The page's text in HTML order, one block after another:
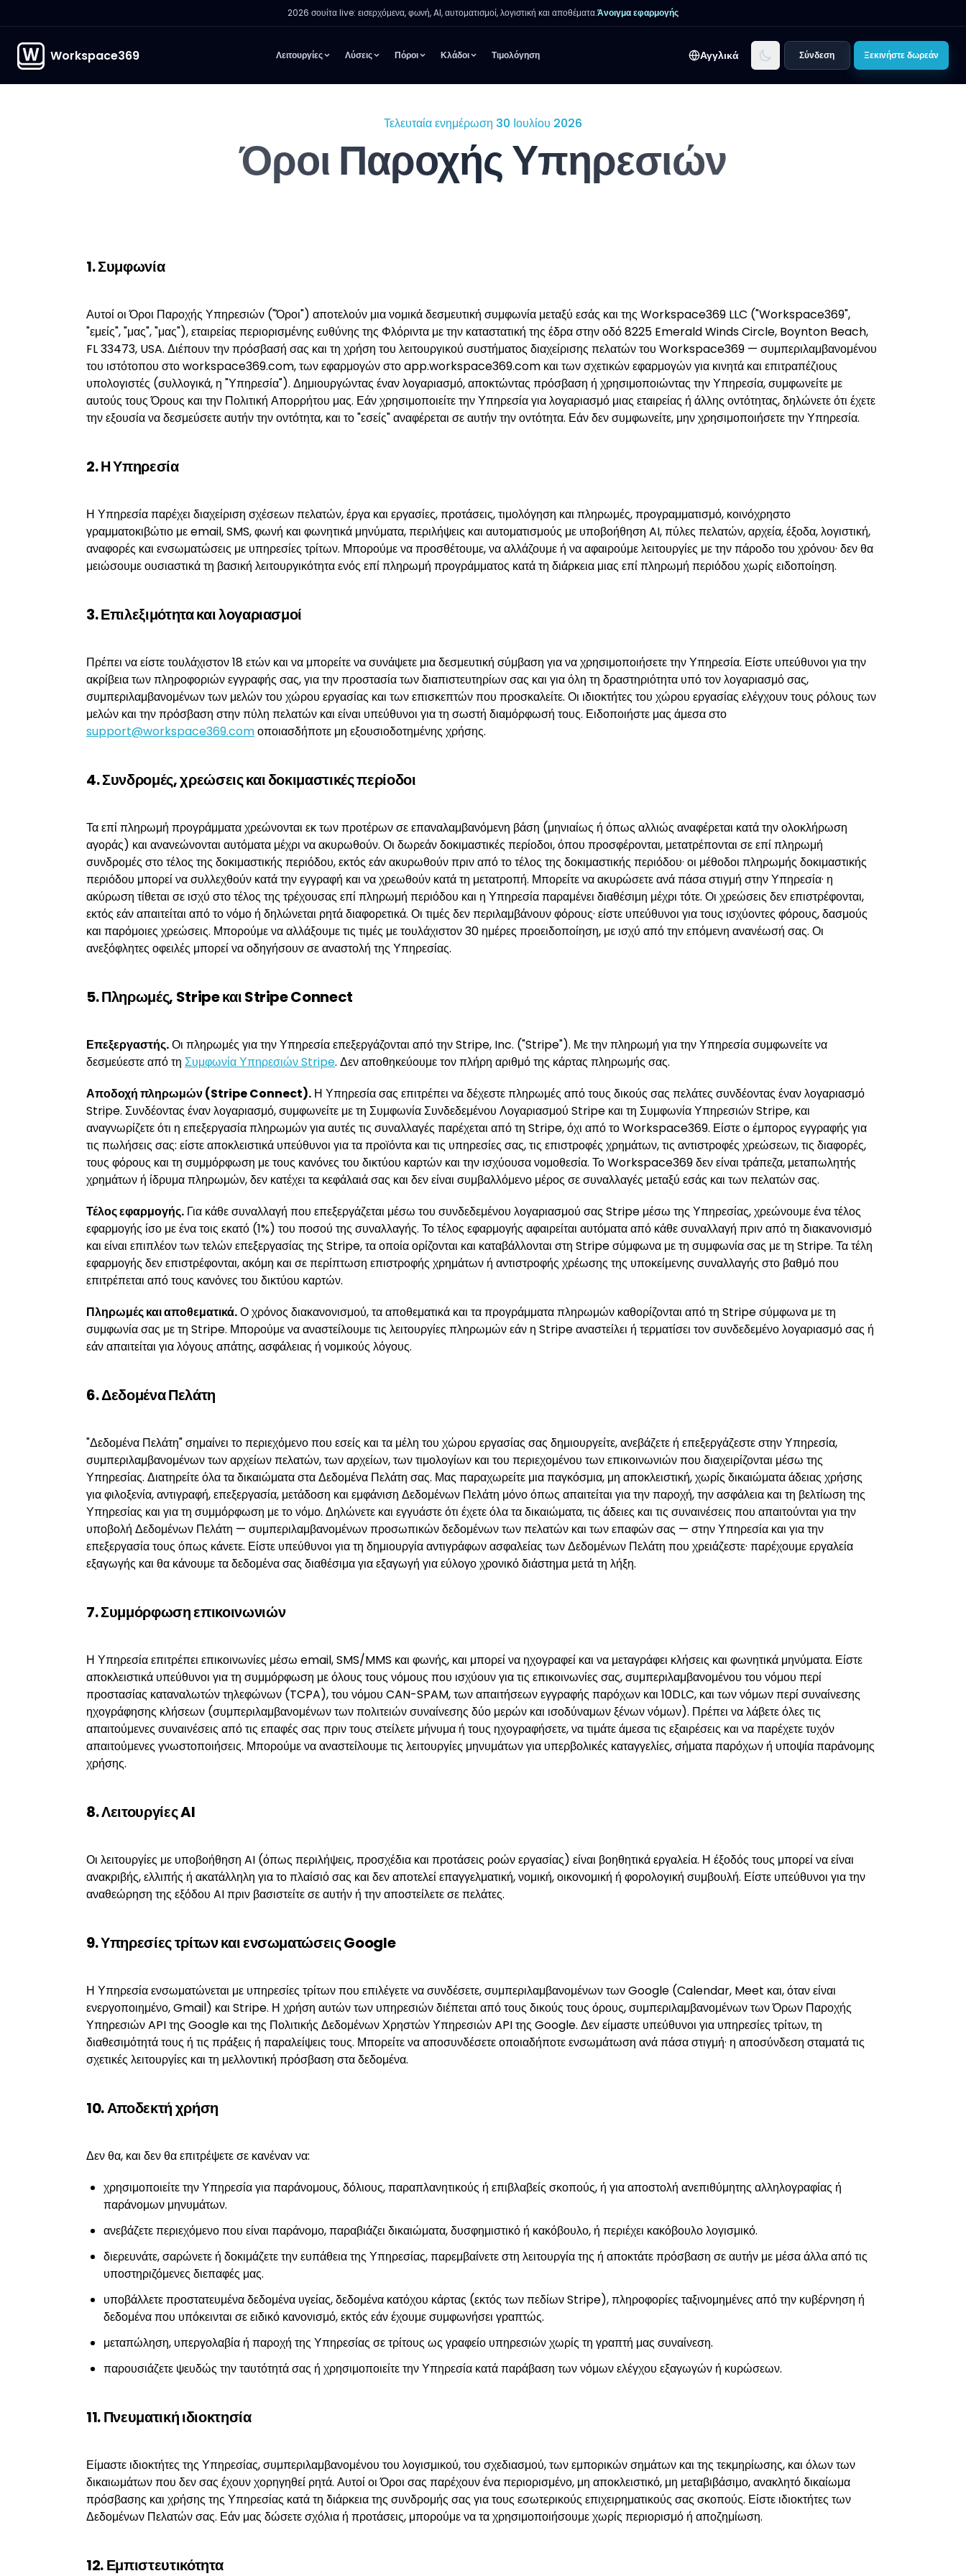
2026 σουίτα live: εισερχόμενα, φωνή, AI, αυτοματισμοί, λογιστική και αποθέματα.Άνοιγμα εφαρμογής
Workspace369 Λειτουργίες Λύσεις Πόροι Κλάδοι Τιμολόγηση Αγγλικά Σύνδεση Ξεκινήστε δωρεάν
Τελευταία ενημέρωση 30 Ιουλίου 2026
Όροι Παροχής Υπηρεσιών
1. Συμφωνία
Αυτοί οι Όροι Παροχής Υπηρεσιών ("Όροι") αποτελούν μια νομικά δεσμευτική συμφωνία μεταξύ εσάς και της Workspace369 LLC ("Workspace369",
"εμείς", "μας", "μας"), εταιρείας περιορισμένης ευθύνης της Φλόριντα με την καταστατική της έδρα στην οδό 8225 Emerald Winds Circle, Boynton Beach,
FL 33473, USA. Διέπουν την πρόσβασή σας και τη χρήση του λειτουργικού συστήματος διαχείρισης πελατών του Workspace369 — συμπεριλαμβανομένου
του ιστότοπου στο workspace369.com, των εφαρμογών στο app.workspace369.com και των σχετικών εφαρμογών για κινητά και επιτραπέζιους
υπολογιστές (συλλογικά, η "Υπηρεσία"). Δημιουργώντας έναν λογαριασμό, αποκτώντας πρόσβαση ή χρησιμοποιώντας την Υπηρεσία, συμφωνείτε με
αυτούς τους Όρους και την Πολιτική Απορρήτου μας. Εάν χρησιμοποιείτε την Υπηρεσία για λογαριασμό μιας εταιρείας ή άλλης οντότητας, δηλώνετε ότι έχετε
την εξουσία να δεσμεύσετε αυτήν την οντότητα, και το "εσείς" αναφέρεται σε αυτήν την οντότητα. Εάν δεν συμφωνείτε, μην χρησιμοποιήσετε την Υπηρεσία.
2. Η Υπηρεσία
Η Υπηρεσία παρέχει διαχείριση σχέσεων πελατών, έργα και εργασίες, προτάσεις, τιμολόγηση και πληρωμές, προγραμματισμό, κοινόχρηστο
γραμματοκιβώτιο με email, SMS, φωνή και φωνητικά μηνύματα, περιλήψεις και αυτοματισμούς με υποβοήθηση AI, πύλες πελατών, αρχεία, έξοδα, λογιστική,
αναφορές και ενσωματώσεις με υπηρεσίες τρίτων. Μπορούμε να προσθέτουμε, να αλλάζουμε ή να αφαιρούμε λειτουργίες με την πάροδο του χρόνου· δεν θα
μειώσουμε ουσιαστικά τη βασική λειτουργικότητα ενός επί πληρωμή προγράμματος κατά τη διάρκεια μιας επί πληρωμή περιόδου χωρίς ειδοποίηση.
3. Επιλεξιμότητα και λογαριασμοί
Πρέπει να είστε τουλάχιστον 18 ετών και να μπορείτε να συνάψετε μια δεσμευτική σύμβαση για να χρησιμοποιήσετε την Υπηρεσία. Είστε υπεύθυνοι για την
ακρίβεια των πληροφοριών εγγραφής σας, για την προστασία των διαπιστευτηρίων σας και για όλη τη δραστηριότητα υπό τον λογαριασμό σας,
συμπεριλαμβανομένων των μελών του χώρου εργασίας και των επισκεπτών που προσκαλείτε. Οι ιδιοκτήτες του χώρου εργασίας ελέγχουν τους ρόλους των
μελών και την πρόσβαση στην πύλη πελατών και είναι υπεύθυνοι για τη σωστή διαμόρφωσή τους. Ειδοποιήστε μας άμεσα στο
support@workspace369.comοποιασδήποτε μη εξουσιοδοτημένης χρήσης.
4. Συνδρομές, χρεώσεις και δοκιμαστικές περίοδοι
Τα επί πληρωμή προγράμματα χρεώνονται εκ των προτέρων σε επαναλαμβανόμενη βάση (μηνιαίως ή όπως αλλιώς αναφέρεται κατά την ολοκλήρωση
αγοράς) και ανανεώνονται αυτόματα μέχρι να ακυρωθούν. Οι δωρεάν δοκιμαστικές περίοδοι, όπου προσφέρονται, μετατρέπονται σε επί πληρωμή
συνδρομές στο τέλος της δοκιμαστικής περιόδου, εκτός εάν ακυρωθούν πριν από το τέλος της δοκιμαστικής περιόδου· οι μέθοδοι πληρωμής δοκιμαστικής
περιόδου μπορεί να συλλεχθούν κατά την εγγραφή και να χρεωθούν κατά τη μετατροπή. Μπορείτε να ακυρώσετε ανά πάσα στιγμή στην Υπηρεσία· η
ακύρωση τίθεται σε ισχύ στο τέλος της τρέχουσας επί πληρωμή περιόδου και η Υπηρεσία παραμένει διαθέσιμη μέχρι τότε. Οι χρεώσεις δεν επιστρέφονται,
εκτός εάν απαιτείται από το νόμο ή δηλώνεται ρητά διαφορετικά. Οι τιμές δεν περιλαμβάνουν φόρους· είστε υπεύθυνοι για τους ισχύοντες φόρους, δασμούς
και παρόμοιες χρεώσεις. Μπορούμε να αλλάξουμε τις τιμές με τουλάχιστον 30 ημέρες προειδοποίηση, με ισχύ από την επόμενη ανανέωσή σας. Οι
ανεξόφλητες οφειλές μπορεί να οδηγήσουν σε αναστολή της Υπηρεσίας.
5. Πληρωμές, Stripe και Stripe Connect
Επεξεργαστής.Οι πληρωμές για την Υπηρεσία επεξεργάζονται από την Stripe, Inc. ("Stripe"). Με την πληρωμή για την Υπηρεσία συμφωνείτε να
δεσμεύεστε από τη Συμφωνία Υπηρεσιών Stripe. Δεν αποθηκεύουμε τον πλήρη αριθμό της κάρτας πληρωμής σας.
Αποδοχή πληρωμών (Stripe Connect). Η Υπηρεσία σας επιτρέπει να δέχεστε πληρωμές από τους δικούς σας πελάτες συνδέοντας έναν λογαριασμό
Stripe. Συνδέοντας έναν λογαριασμό, συμφωνείτε με τη Συμφωνία Συνδεδεμένου Λογαριασμού Stripe και τη Συμφωνία Υπηρεσιών Stripe, και
αναγνωρίζετε ότι η επεξεργασία πληρωμών για αυτές τις συναλλαγές παρέχεται από τη Stripe, όχι από το Workspace369. Είστε ο έμπορος εγγραφής για
τις πωλήσεις σας: είστε αποκλειστικά υπεύθυνοι για τα προϊόντα και τις υπηρεσίες σας, τις επιστροφές χρημάτων, τις αντιστροφές χρεώσεων, τις διαφορές,
τους φόρους και τη συμμόρφωση με τους κανόνες του δικτύου καρτών και την ισχύουσα νομοθεσία. Το Workspace369 δεν είναι τράπεζα, μεταπωλητής
χρημάτων ή ίδρυμα πληρωμών, δεν κατέχει τα κεφάλαιά σας και δεν είναι συμβαλλόμενο μέρος σε συναλλαγές μεταξύ εσάς και των πελατών σας.
Τέλος εφαρμογής. Για κάθε συναλλαγή που επεξεργάζεται μέσω του συνδεδεμένου λογαριασμού σας Stripe μέσω της Υπηρεσίας, χρεώνουμε ένα τέλος
εφαρμογής ίσο με ένα τοις εκατό (1%) του ποσού της συναλλαγής. Το τέλος εφαρμογής αφαιρείται αυτόματα από κάθε συναλλαγή πριν από τη διακανονισμό
και είναι επιπλέον των τελών επεξεργασίας της Stripe, τα οποία ορίζονται και καταβάλλονται στη Stripe σύμφωνα με τη συμφωνία σας με τη Stripe. Τα τέλη
εφαρμογής δεν επιστρέφονται, ακόμη και σε περίπτωση επιστροφής χρημάτων ή αντιστροφής χρέωσης της υποκείμενης συναλλαγής στο βαθμό που
επιτρέπεται από τους κανόνες του δικτύου καρτών.
Πληρωμές και αποθεματικά.Ο χρόνος διακανονισμού, τα αποθεματικά και τα προγράμματα πληρωμών καθορίζονται από τη Stripe σύμφωνα με τη
συμφωνία σας με τη Stripe. Μπορούμε να αναστείλουμε τις λειτουργίες πληρωμών εάν η Stripe αναστείλει ή τερματίσει τον συνδεδεμένο λογαριασμό σας ή
εάν απαιτείται για λόγους απάτης, ασφάλειας ή νομικούς λόγους.
6. Δεδομένα Πελάτη
"Δεδομένα Πελάτη" σημαίνει το περιεχόμενο που εσείς και τα μέλη του χώρου εργασίας σας δημιουργείτε, ανεβάζετε ή επεξεργάζεστε στην Υπηρεσία,
συμπεριλαμβανομένων των αρχείων πελατών, των αρχείων, των τιμολογίων και του περιεχομένου των επικοινωνιών που διαχειρίζονται μέσω της
Υπηρεσίας. Διατηρείτε όλα τα δικαιώματα στα Δεδομένα Πελάτη σας. Μας παραχωρείτε μια παγκόσμια, μη αποκλειστική, χωρίς δικαιώματα άδειας χρήσης
για φιλοξενία, αντιγραφή, επεξεργασία, μετάδοση και εμφάνιση Δεδομένων Πελάτη μόνο όπως απαιτείται για την παροχή, την ασφάλεια και τη βελτίωση της
Υπηρεσίας και για τη συμμόρφωση με το νόμο. Δηλώνετε και εγγυάστε ότι έχετε όλα τα δικαιώματα, τις άδειες και τις συναινέσεις που απαιτούνται για την
υποβολή Δεδομένων Πελάτη — συμπεριλαμβανομένων προσωπικών δεδομένων των πελατών και των επαφών σας — στην Υπηρεσία και για την
επεξεργασία τους όπως κάνετε. Είστε υπεύθυνοι για τη δημιουργία αντιγράφων ασφαλείας των Δεδομένων Πελάτη που χρειάζεστε· παρέχουμε εργαλεία
εξαγωγής και θα κάνουμε τα δεδομένα σας διαθέσιμα για εξαγωγή για εύλογο χρονικό διάστημα μετά τη λήξη.
7. Συμμόρφωση επικοινωνιών
Η Υπηρεσία επιτρέπει επικοινωνίες μέσω email, SMS/MMS και φωνής, και μπορεί να ηχογραφεί και να μεταγράφει κλήσεις και φωνητικά μηνύματα. Είστε
αποκλειστικά υπεύθυνοι για τη συμμόρφωση με όλους τους νόμους που ισχύουν για τις επικοινωνίες σας, συμπεριλαμβανομένου του νόμου περί
προστασίας καταναλωτών τηλεφώνων (TCPA), του νόμου CAN-SPAM, των απαιτήσεων εγγραφής παρόχων και 10DLC, και των νόμων περί συναίνεσης
ηχογράφησης κλήσεων (συμπεριλαμβανομένων των πολιτειών συναίνεσης δύο μερών και ισοδύναμων ξένων νόμων). Πρέπει να λάβετε όλες τις
απαιτούμενες συναινέσεις από τις επαφές σας πριν τους στείλετε μήνυμα ή τους ηχογραφήσετε, να τιμάτε άμεσα τις εξαιρέσεις και να παρέχετε τυχόν
απαιτούμενες γνωστοποιήσεις. Μπορούμε να αναστείλουμε τις λειτουργίες μηνυμάτων για υπερβολικές καταγγελίες, σήματα παρόχων ή υποψία παράνομης
χρήσης.
8. Λειτουργίες AI
Οι λειτουργίες με υποβοήθηση AI (όπως περιλήψεις, προσχέδια και προτάσεις ροών εργασίας) είναι βοηθητικά εργαλεία. Η έξοδός τους μπορεί να είναι
ανακριβής, ελλιπής ή ακατάλληλη για το πλαίσιό σας και δεν αποτελεί επαγγελματική, νομική, οικονομική ή φορολογική συμβουλή. Είστε υπεύθυνοι για την
αναθεώρηση της εξόδου AI πριν βασιστείτε σε αυτήν ή την αποστείλετε σε πελάτες.
9. Υπηρεσίες τρίτων και ενσωματώσεις Google
Η Υπηρεσία ενσωματώνεται με υπηρεσίες τρίτων που επιλέγετε να συνδέσετε, συμπεριλαμβανομένων των Google (Calendar, Meet και, όταν είναι
ενεργοποιημένο, Gmail) και Stripe. Η χρήση αυτών των υπηρεσιών διέπεται από τους δικούς τους όρους, συμπεριλαμβανομένων των Όρων Παροχής
Υπηρεσιών API της Google και της Πολιτικής Δεδομένων Χρηστών Υπηρεσιών API της Google. Δεν είμαστε υπεύθυνοι για υπηρεσίες τρίτων, τη
διαθεσιμότητά τους ή τις πράξεις ή παραλείψεις τους. Μπορείτε να αποσυνδέσετε οποιαδήποτε ενσωμάτωση ανά πάσα στιγμή· η αποσύνδεση σταματά τις
σχετικές λειτουργίες και τη μελλοντική πρόσβαση στα δεδομένα.
10. Αποδεκτή χρήση
Δεν θα, και δεν θα επιτρέψετε σε κανέναν να:
χρησιμοποιείτε την Υπηρεσία για παράνομους, δόλιους, παραπλανητικούς ή επιβλαβείς σκοπούς, ή για αποστολή ανεπιθύμητης αλληλογραφίας ή
παράνομων μηνυμάτων.
ανεβάζετε περιεχόμενο που είναι παράνομο, παραβιάζει δικαιώματα, δυσφημιστικό ή κακόβουλο, ή περιέχει κακόβουλο λογισμικό.
διερευνάτε, σαρώνετε ή δοκιμάζετε την ευπάθεια της Υπηρεσίας, παρεμβαίνετε στη λειτουργία της ή αποκτάτε πρόσβαση σε αυτήν με μέσα άλλα από τις
υποστηριζόμενες διεπαφές μας.
υποβάλλετε προστατευμένα δεδομένα υγείας, δεδομένα κατόχου κάρτας (εκτός των πεδίων Stripe), πληροφορίες ταξινομημένες από την κυβέρνηση ή
δεδομένα που υπόκεινται σε ειδικό κανονισμό, εκτός εάν έχουμε συμφωνήσει γραπτώς.
μεταπώληση, υπεργολαβία ή παροχή της Υπηρεσίας σε τρίτους ως γραφείο υπηρεσιών χωρίς τη γραπτή μας συναίνεση.
παρουσιάζετε ψευδώς την ταυτότητά σας ή χρησιμοποιείτε την Υπηρεσία κατά παράβαση των νόμων ελέγχου εξαγωγών ή κυρώσεων.
11. Πνευματική ιδιοκτησία
Είμαστε ιδιοκτήτες της Υπηρεσίας, συμπεριλαμβανομένου του λογισμικού, του σχεδιασμού, των εμπορικών σημάτων και της τεκμηρίωσης, και όλων των
δικαιωμάτων που δεν σας έχουν χορηγηθεί ρητά. Αυτοί οι Όροι σας παρέχουν ένα περιορισμένο, μη αποκλειστικό, μη μεταβιβάσιμο, ανακλητό δικαίωμα
πρόσβασης και χρήσης της Υπηρεσίας κατά τη διάρκεια της συνδρομής σας για τους εσωτερικούς επιχειρηματικούς σας σκοπούς. Είστε ιδιοκτήτες των
Δεδομένων Πελατών σας. Εάν μας δώσετε σχόλια ή προτάσεις, μπορούμε να τα χρησιμοποιήσουμε χωρίς περιορισμό ή αποζημίωση.
12. Εμπιστευτικότητα